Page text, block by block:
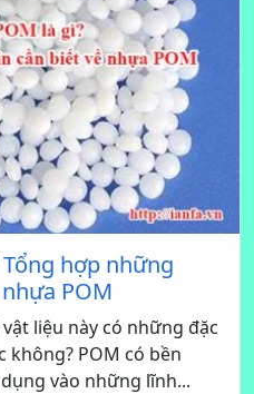
hợp những
POM
liệu này có những đặc
không? POM có bền
vào những lĩnh...